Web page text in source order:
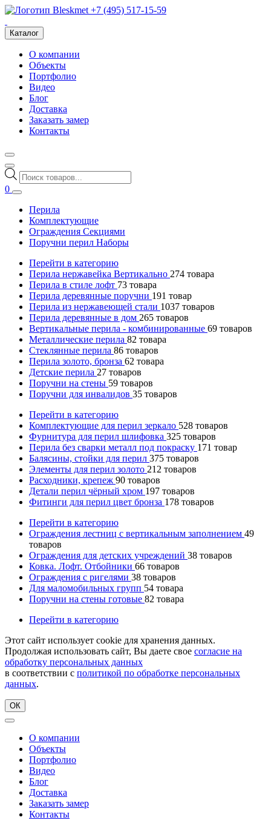
+7 (495) 517-15-59
Каталог
О компании
Объекты
Портфолио
Видео
Блог
Доставка
Заказать замер
Контакты
Поиск
товаров
0
Перила
Комплектующие
Ограждения Секциями
Поручни перил Наборы
Перейти в категорию
Перила нержавейка Вертикально 274 товара
Перила в стиле лофт 73 товара
Перила деревянные поручни 191 товар
Перила из нержавеющей стали 1037 товаров
Перила деревянные в дом 265 товаров
Вертикальные перила - комбинированные 69 товаров
Металлические перила 82 товара
Стеклянные перила 86 товаров
Перила золото, бронза 62 товара
Детские перила 27 товаров
Поручни на стены 59 товаров
Поручни для инвалидов 35 товаров
Перейти в категорию
Комплектующие для перил зеркало 528 товаров
Фурнитура для перил шлифовка 325 товаров
Перила без сварки металл под покраску 171 товар
Балясины, стойки для перил 375 товаров
Элементы для перил золото 212 товаров
Расходники, крепеж 90 товаров
Детали перил чёрный хром 197 товаров
Фитинги для перил цвет бронза 178 товаров
Перейти в категорию
Ограждения лестниц с вертикальным заполнением 49
товаров
Ограждения для детских учреждений 38 товаров
Ковка. Лофт. Отбойники 66 товаров
Ограждения с ригелями 38 товаров
Для маломобильных групп 54 товара
Поручни на стены готовые 82 товара
Перейти в категорию
Этот сайт использует cookie для хранения данных.
Продолжая использовать сайт, Вы даете свое согласие на
обработку персональных данных
в соответствии с политикой по обработке персональных
данных.
ОК
О компании
Объекты
Портфолио
Видео
Блог
Доставка
Заказать замер
Контакты